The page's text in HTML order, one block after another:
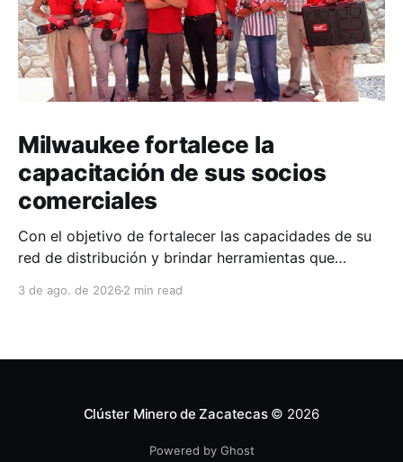
Milwaukee fortalece la
capacitación de sus socios
comerciales
Con el objetivo de fortalecer las capacidades de su
red de distribución y brindar herramientas que
técnico, Milwaukee llevó a cabo una capacitación
3 de ago. de 2026 2 min read
Clúster Minero de Zacatecas© 2026
Powered by Ghost